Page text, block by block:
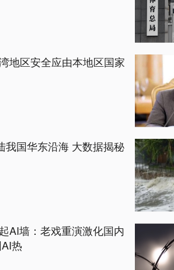
地区安全应由本地区国家
我国华东沿海 大数据揭秘
AI墙：老戏重演激化国内
热